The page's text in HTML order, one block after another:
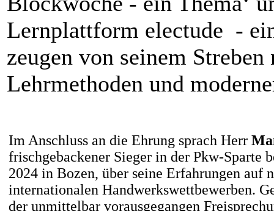
Lernplattform electude -
zeugen von seinem
Lehrmethoden und
Im Anschluss an die Ehrung sprach Herr
frischgebackener Sieger in der Pkw-Sparte
2024 in Bozen, über seine Erfahrungen auf
internationalen Handwerkswettbewerben.
der unmittelbar vorausgegangen